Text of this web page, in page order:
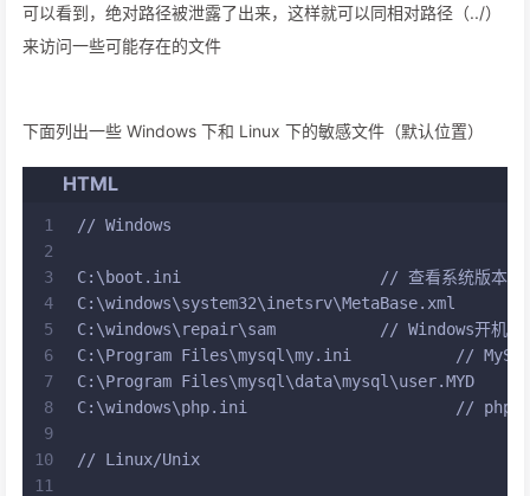
可以看到，绝对路径被泄露了出来，这样就可以同相对路径（../）
来访问一些可能存在的文件
下面列出一些 Windows 下和 Linux 下的敏感文件（默认位置）
HTML
1
2
3
4
5
6
7
8
9
10
11
// Windows
C:\boot.ini			// 查看系统版本
C:\windows\repair\sam		// Windows开机
C:\Program
C:\windows\php.ini
// Linux/Unix